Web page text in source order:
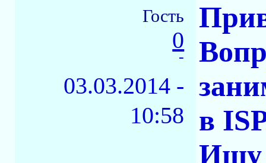
Гость
0
-
03.03.2014 -
10:58 в
Ищу